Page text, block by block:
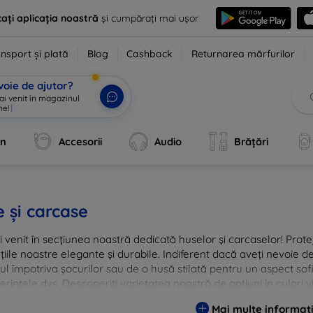
aplicația noastră și cumpărați mai ușor
și plată Blog Cashback Returnarea mărfurilor
de ajutor?
venit în magazinul
|
Accesorii Audio Brățări
și carcase
venit în secțiunea noastră dedicată huselor și carcaselor!
noastre elegante și durabile. Indiferent dacă aveți nevoie
împotriva șocurilor sau de o husă stilată pentru un aspect
dvs. Descoperiți varietatea noastră de opțiuni în culori
Mai multe